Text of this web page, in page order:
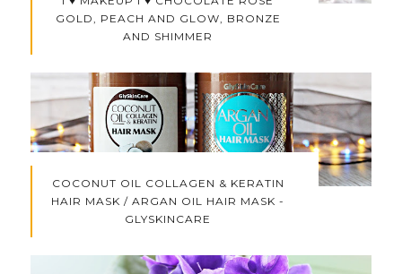
GOLD, PEACH AND GLOW, BRONZE
AND SHIMMER
COCONUT OIL COLLAGEN & KERATIN
HAIR MASK / ARGAN OIL HAIR MASK -
GLYSKINCARE